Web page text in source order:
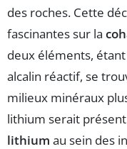
des roches. Cette
fascinantes sur la
deux éléments,
alcalin réactif, se
milieux minéraux
lithium serait
lithium au sein des